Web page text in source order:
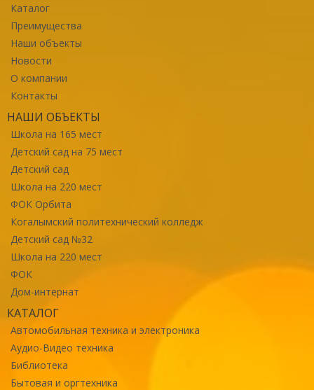
Каталог
Преимущества
Наши объекты
Новости
О компании
Контакты
НАШИ ОБЪЕКТЫ
Школа на 165 мест
Детский сад на 75 мест
Детский сад
Школа на 220 мест
ФОК Орбита
Когалымский политехнический колледж
Детский сад №32
Школа на 220 мест
ФОК
Дом-интернат
КАТАЛОГ
Автомобильная техника и электроника
Аудио-Видео техника
Библиотека
Бытовая и оргтехника